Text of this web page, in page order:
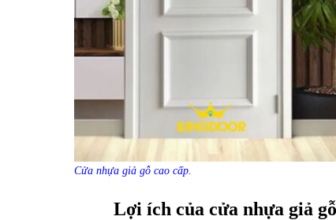
Cửa nhựa giả gỗ cao cấp.
Lợi ích của cửa nhựa giả